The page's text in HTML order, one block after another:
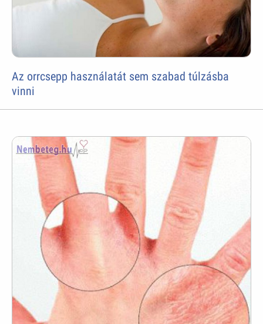
Az orrcsepp használatát sem szabad túlzásba
vinni